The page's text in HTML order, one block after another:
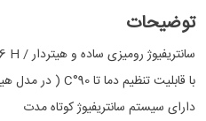
توضیحات
سانتریفیوژ رومیزی ساده و هیتردار / ROTOFIX 46 / 46 H
با قابلیت تنظیم دما تا 90°C ( در مدل هیتردار)
دارای سیستم سانتریفیوژ کوتاه مدت